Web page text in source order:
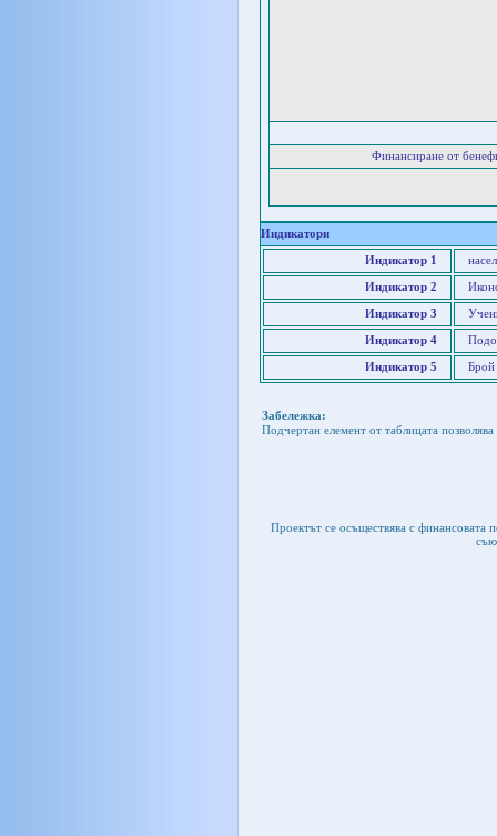
Финансиране от
Индикатори
Индикатор 1
Индикатор 2
Индикатор 3
Индикатор 4
Индикатор 5 Брой
Забележка:
Подчертан елемент от таблицата
Проектът се осъществява с финансовата